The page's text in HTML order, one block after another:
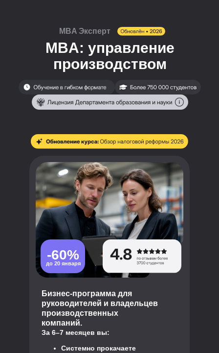
Бизнес-программа для
руководителей и владельцев
производственных
компаний.
За 6–7 месяцев вы:
Системно прокачаете
MBA: управление
производством
-60%
до 20 января
MBA Эксперт